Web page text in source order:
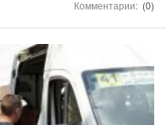
Комментарии: (0)